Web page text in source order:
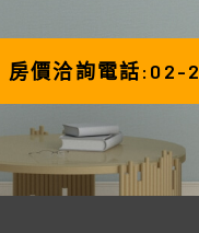
房價洽詢電話